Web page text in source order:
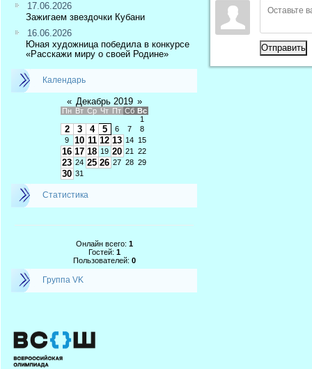
17.06.2026
Зажигаем звездочки Кубани
16.06.2026
Юная художница победила в конкурсе
«Расскажи миру о своей Родине»
Календарь
« Декабрь 2019 »
Пн Вт Ср Чт Пт Сб Вс
1
2 3 4 5 6 7
8
9
10 11 12 13 14 15
16 17 18 19 20 21 22
23 24 25 26 27 28 29
30 31
Статистика
Онлайн всего: 1
Гостей: 1
Пользователей: 0
Группа VK
Отправить